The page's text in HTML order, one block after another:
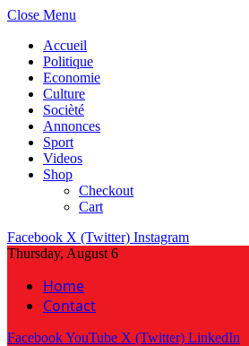
Close Menu
Accueil
Politique
Economie
Culture
Socièté
Annonces
Sport
Videos
Shop
Checkout
Cart
Facebook X (Twitter) Instagram
Thursday, August 6
Home
Contact
FacebookYouTube X (Twitter) LinkedIn